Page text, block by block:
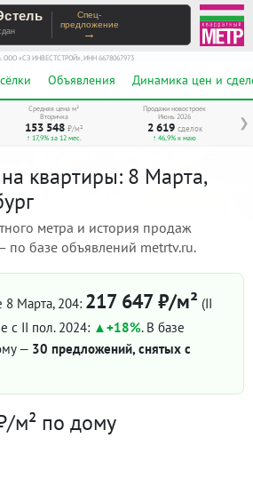
Спец-
предложение
→
ООО «СЗ ИНВЕСТСТРОЙ», ИНН 6678067973
Объявления Динамика цен и
❯
Средняя цена м²
Вторичка
153 548 ₽/м²
↑ 17,9% за 12 мес.
Продажи новостроек
Июнь 2026
2 619 сделок
↑ 46,9% к маю
квартиры: 8 Марта,
метра и история продаж
по базе объявлений metrtv.ru.
8 Марта, 204: 217 647 ₽/м² (II
с II пол. 2024: +18%. В базе
— 30 предложений, снятых с
м² по дому